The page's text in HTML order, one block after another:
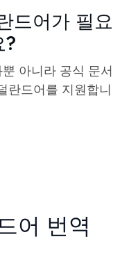
드어가 필요
?
아니라 공식 문서
란드어를 지원합니
어 번역